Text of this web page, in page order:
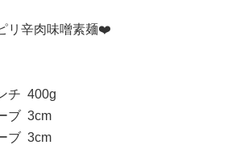
リ辛肉味噌素麺❤️
チ 400g
ブ 3cm
ブ 3cm